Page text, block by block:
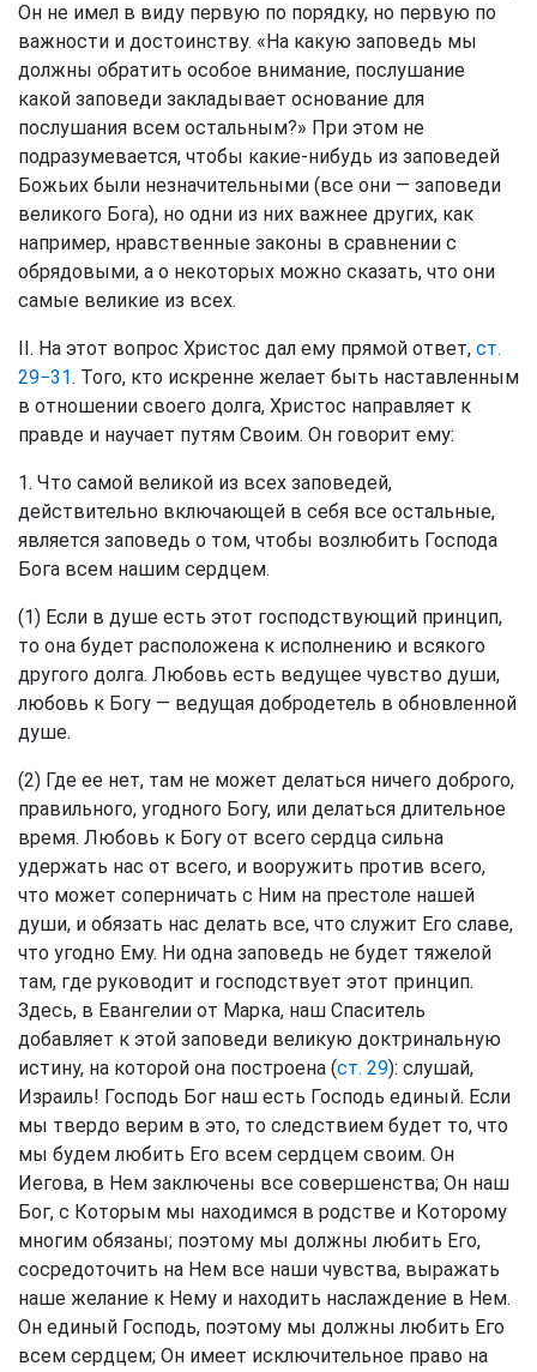
Он не имел в виду первую по порядку, но первую по
важности и достоинству. «На какую заповедь мы
должны обратить особое внимание, послушание
какой заповеди закладывает основание для
послушания всем остальным?» При этом не
подразумевается, чтобы какие-нибудь из заповедей
Божьих были незначительными (все они — заповеди
великого Бога), но одни из них важнее других, как
например, нравственные законы в сравнении с
обрядовыми, а о некоторых можно сказать, что они
самые великие из всех.
II. На этот вопрос Христос дал ему прямой ответ, ст.
29−31. Того, кто искренне желает быть наставленным
в отношении своего долга, Христос направляет к
правде и научает путям Своим. Он говорит ему:
1. Что самой великой из всех заповедей,
действительно включающей в себя все остальные,
является заповедь о том, чтобы возлюбить Господа
Бога всем нашим сердцем.
(1) Если в душе есть этот господствующий принцип,
то она будет расположена к исполнению и всякого
другого долга. Любовь есть ведущее чувство души,
любовь к Богу — ведущая добродетель в обновленной
душе.
(2) Где ее нет, там не может делаться ничего доброго,
правильного, угодного Богу, или делаться длительное
время. Любовь к Богу от всего сердца сильна
удержать нас от всего, и вооружить против всего,
что может соперничать с Ним на престоле нашей
души, и обязать нас делать все, что служит Его славе,
что угодно Ему. Ни одна заповедь не будет тяжелой
там, где руководит и господствует этот принцип.
Здесь, в Евангелии от Марка, наш Спаситель
добавляет к этой заповеди великую доктринальную
истину, на которой она построена (ст. 29): слушай,
Израиль! Господь Бог наш есть Господь единый. Если
мы твердо верим в это, то следствием будет то, что
мы будем любить Его всем сердцем своим. Он
Иегова, в Нем заключены все совершенства; Он наш
Бог, с Которым мы находимся в родстве и Которому
многим обязаны; поэтому мы должны любить Его,
сосредоточить на Нем все наши чувства, выражать
наше желание к Нему и находить наслаждение в Нем.
Он единый Господь, поэтому мы должны любить Его
всем сердцем; Он имеет исключительное право на